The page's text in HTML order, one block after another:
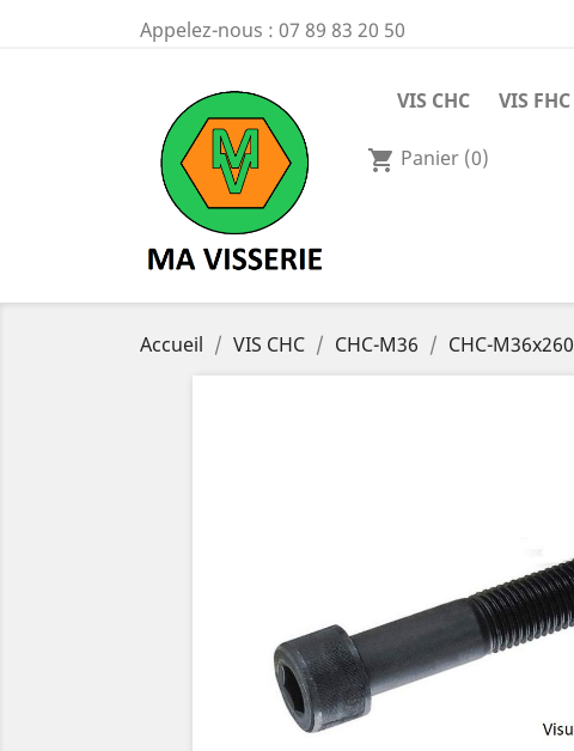
Appelez-nous : 07 89 83 20 50
VIS CHC VIS FHC
shopping_cart Panier (0)
Accueil VIS CHC CHC-M36 CHC-M36x260